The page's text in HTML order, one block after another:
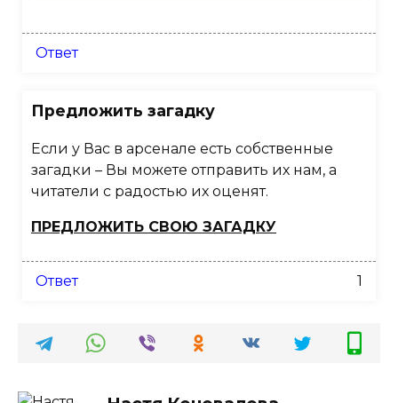
Ответ
Предложить загадку
Если у Вас в арсенале есть собственные
загадки – Вы можете отправить их нам, а
читатели с радостью их оценят.
ПРЕДЛОЖИТЬ СВОЮ ЗАГАДКУ
Ответ 1